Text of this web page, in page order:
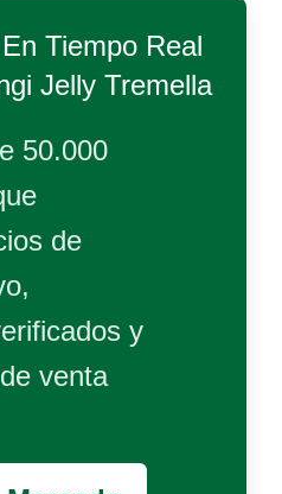
Tiempo Real
Jelly Tremella
50.000
de
y
venta